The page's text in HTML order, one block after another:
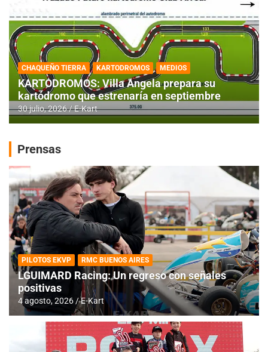
CHAQUEÑO TIERRA KARTODROMOS MEDIOS
KARTODROMOS: Villa Angela prepara su
kartódromo que estrenaría en septiembre
30 julio, 2026 E-Kart
Prensas
PILOTOS EKVP RMC BUENOS AIRES
LGUIMARD Racing: Un regreso con señales
positivas
4 agosto, 2026 E-Kart